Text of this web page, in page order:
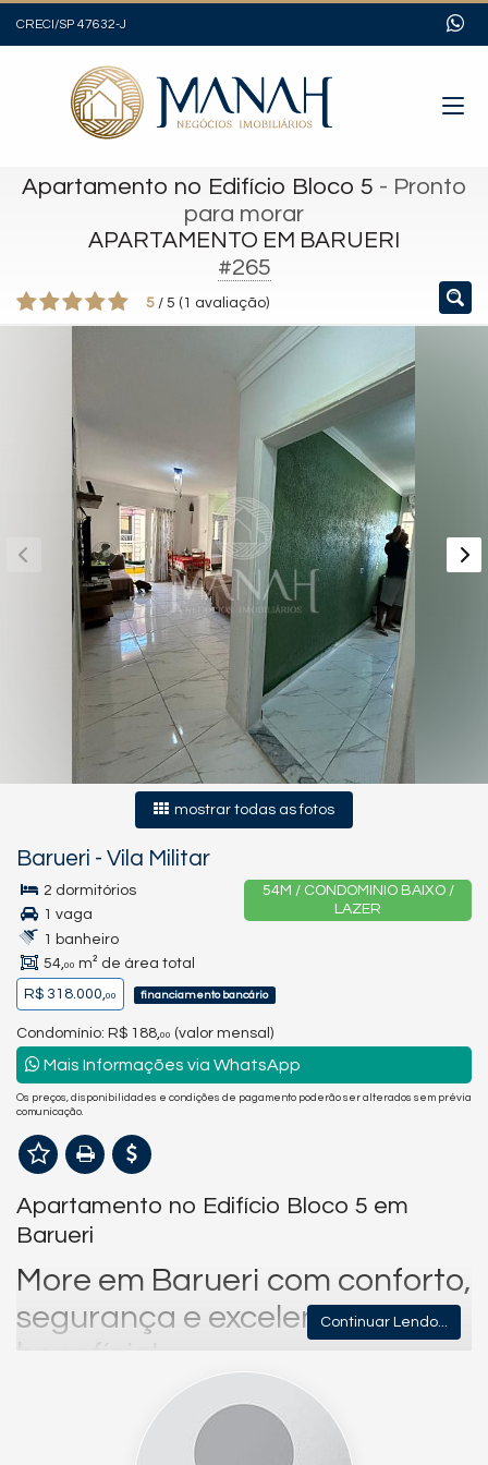
CRECI/SP 47632-J
Apartamento no Edifício Bloco 5 - Pronto
para morar
APARTAMENTO EM BARUERI
#265
5 / 5 ( 1 avaliação)
mostrar todas as fotos
Barueri - Vila Militar
54M / CONDOMINIO BAIXO /
LAZER
2 dormitórios
1 vaga
1 banheiro
54,00 m² de área total
R$ 318.000,00 financiamento bancário
Condomínio: R$ 188, 00 (valor mensal)
Mais Informações via WhatsApp
Os preços, disponibilidades e condições de pagamento poderão ser alterados sem prévia
comunicação.
Apartamento no Edifício Bloco 5 em
Barueri
More em Barueri com conforto,
segurança e excelente custo-
benefício!
Se você procura um apartamento bem localizado, em um
condomínio tranquilo e com baixo custo de manutenção, esta
pode ser a oportunidade ideal para conquistar o seu novo lar.
Continuar Lendo...